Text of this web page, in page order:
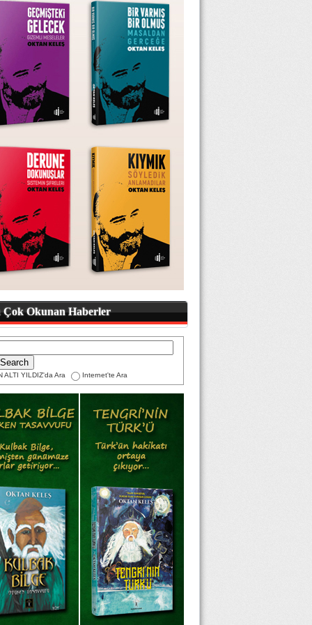
Çok Okunan Haberler
ALTI YILDIZ'da Ara Internet'te Ara